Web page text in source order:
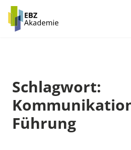
Zum
Inhalt
springen
Schlagwort:
Führung